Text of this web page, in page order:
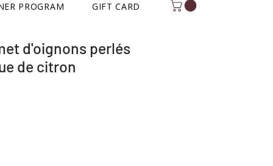
PROGRAM GIFT CARD
d'oignons perlés
de citron